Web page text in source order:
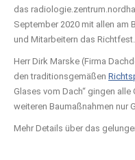
das
September 2020 mit allen am
und Mitarbeitern das Richtfest.
Herr Dirk Marske (Firma
den traditionsgemäßen
Glases vom Dach“ gingen
weiteren Baumaßnahmen nur
Mehr Details über das